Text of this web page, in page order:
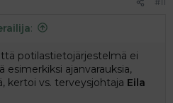
:
potilastietojärjestelmä ei
ajanvarauksia,
kertoi vs. terveysjohtaja Eila